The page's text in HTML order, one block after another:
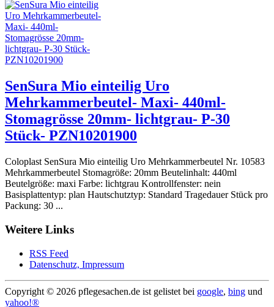
SenSura Mio einteilig Uro
Mehrkammerbeutel- Maxi- 440ml-
Stomagrösse 20mm- lichtgrau- P-30
Stück- PZN10201900
Coloplast SenSura Mio einteilig Uro Mehrkammerbeutel Nr. 10583
Mehrkammerbeutel Stomagröße: 20mm Beutelinhalt: 440ml
Beutelgröße: maxi Farbe: lichtgrau Kontrollfenster: nein
Basisplattentyp: plan Hautschutztyp: Standard Tragedauer Stück pro
Packung: 30 ...
Weitere Links
RSS Feed
Datenschutz, Impressum
Copyright © 2026 pflegesachen.de ist gelistet bei google, bing und
yahoo!®